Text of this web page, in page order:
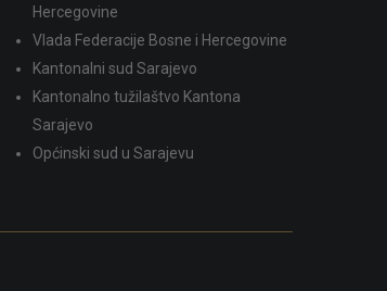
Hercegovine
Vlada Federacije Bosne i Hercegovine
Kantonalni sud Sarajevo
Kantonalno tužilaštvo Kantona
Sarajevo
Općinski sud u Sarajevu